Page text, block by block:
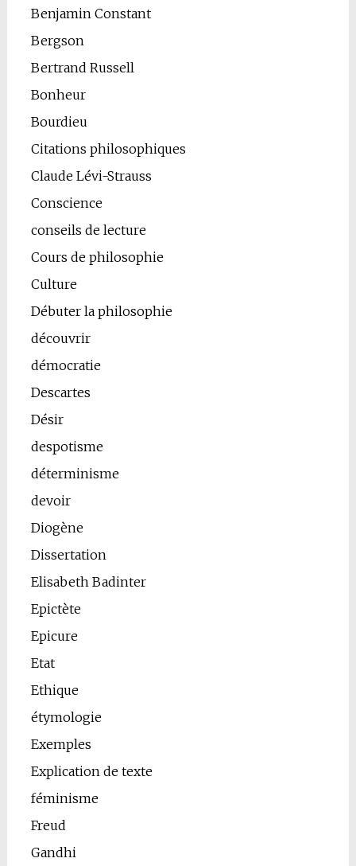
Benjamin Constant
Bergson
Bertrand Russell
Bonheur
Bourdieu
Citations philosophiques
Claude Lévi-Strauss
Conscience
conseils de lecture
Cours de philosophie
Culture
Débuter la philosophie
découvrir
démocratie
Descartes
Désir
despotisme
déterminisme
devoir
Diogène
Dissertation
Elisabeth Badinter
Epictète
Epicure
Etat
Ethique
étymologie
Exemples
Explication de texte
féminisme
Freud
Gandhi